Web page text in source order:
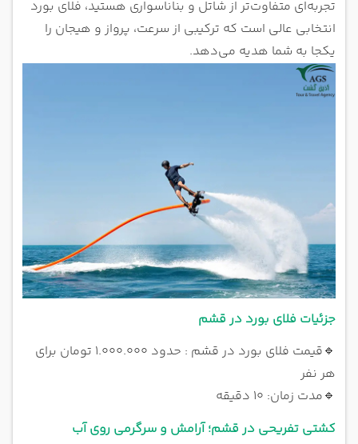
تجربه‌ای متفاوت‌تر از شاتل و بناناسواری هستید، فلای بورد
انتخابی عالی است که ترکیبی از سرعت، پرواز و هیجان را
یکجا به شما هدیه می‌دهد.
جزئیات فلای بورد در قشم
🔹
قیمت فلای بورد در قشم : حدود 1.000.000 تومان برای
هر نفر
🔹مدت زمان: ۱۰ دقیقه
کشتی تفریحی در قشم؛ آرامش و سرگرمی روی آب